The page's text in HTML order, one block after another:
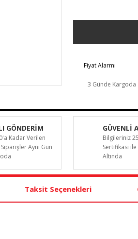
Fiyat Alarmı
3 Günde Kargoda
GÖNDERİM
Kadar Verilen
Aynı Gün
GÜVENLİ
Bilgileriniz
Sertifikası
Altında
Taksit Seçenekleri